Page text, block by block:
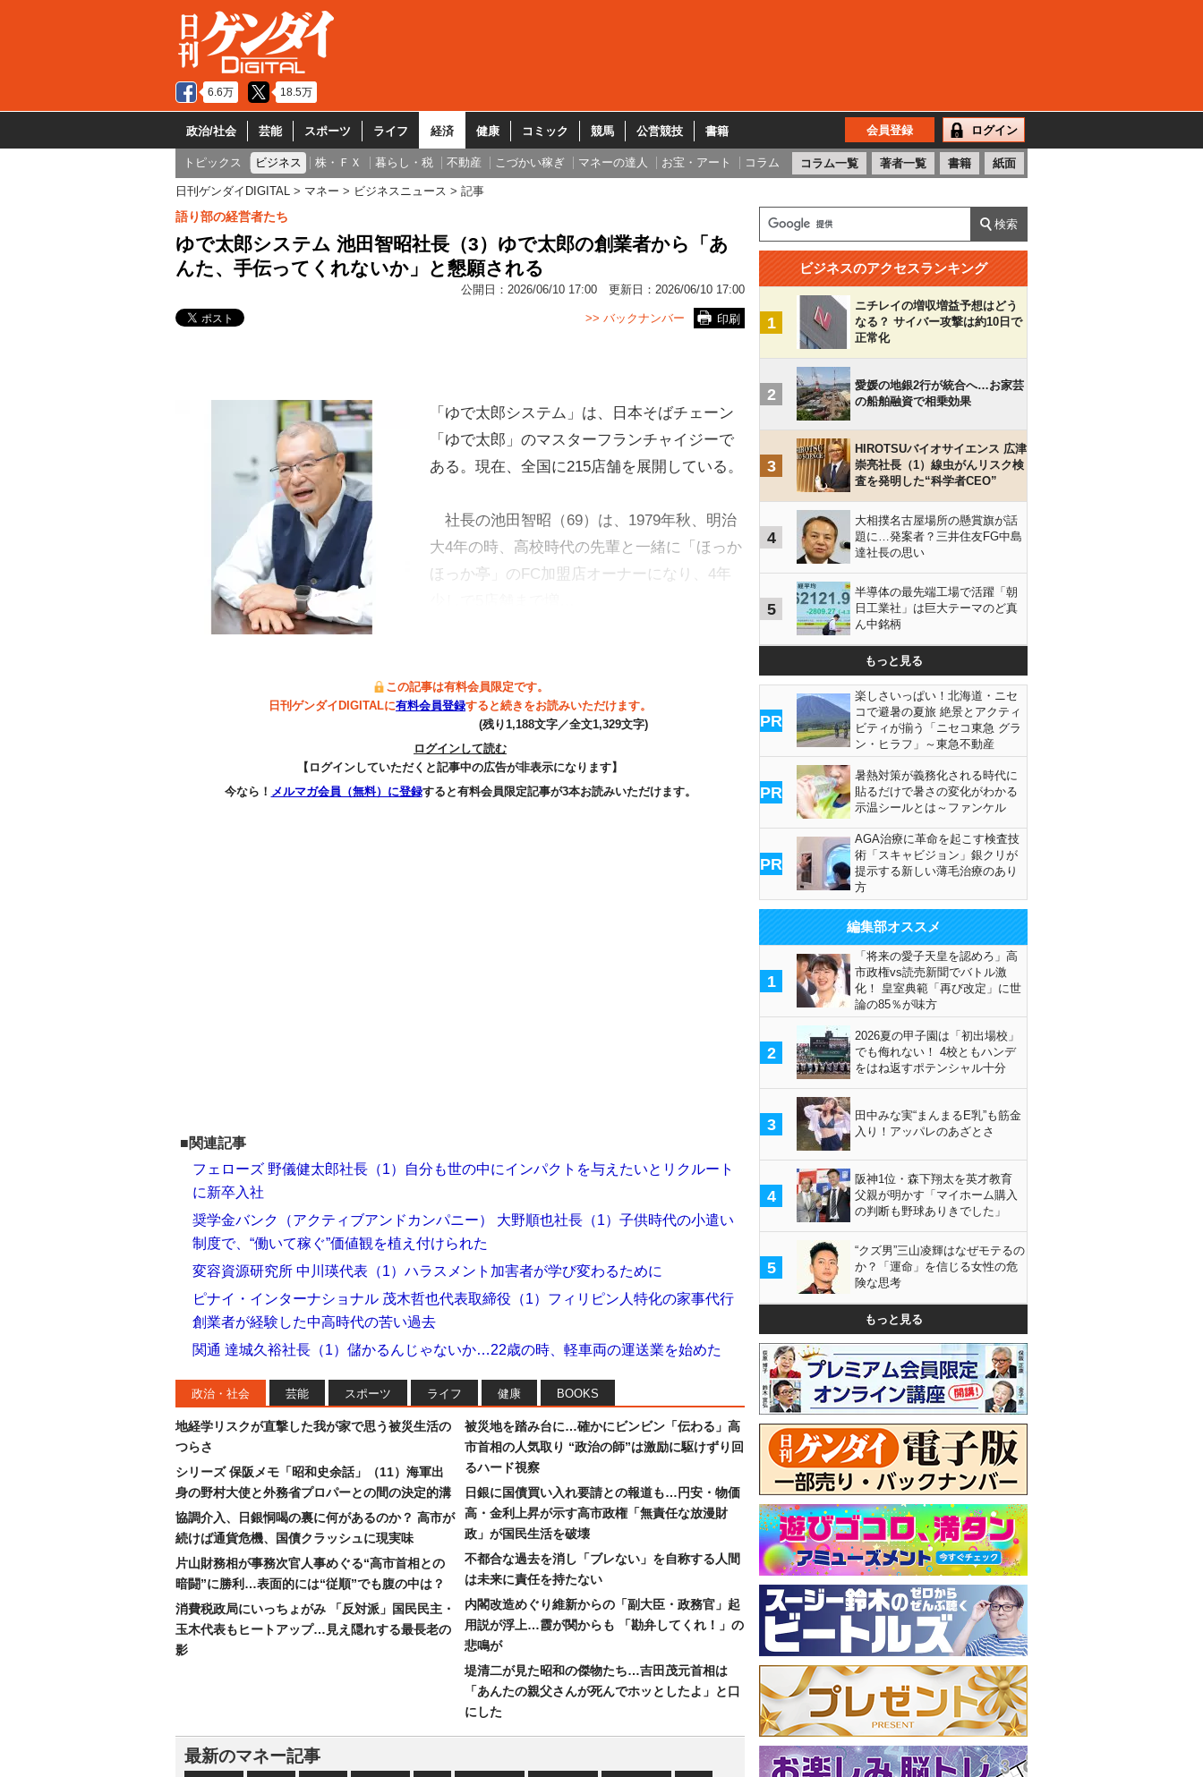
6.6万 18.5万
政治/社会 芸能 スポーツ ライフ 経済 健康 コミック 競馬 公営競技 書籍 会員登録 ログイン
トピックス ビジネス 株・ＦＸ 暮らし・税 不動産 こづかい稼ぎ マネーの達人 お宝・アート コラム コラム一覧 著者一覧 書籍 紙面
日刊ゲンダイDIGITAL マネー ビジネスニュース 記事
語り部の経営者たち
ゆで太郎システム 池田智昭社長（3）ゆで太郎の創業者から「あ
んた、手伝ってくれないか」と懇願される
公開日： 2026/06/10 17:00 更新日： 2026/06/10 17:00
印刷
>> バックナンバー
「ゆで太郎システム」は、日本そばチェーン
「ゆで太郎」のマスターフランチャイジーで
ある。現在、全国に215店舗を展開している。
社長の池田智昭（69）は、1979年秋、明治
大4年の時、高校時代の先輩と一緒に「ほっか
ほっか亭」のFC加盟店オーナーになり、4年
この記事は有料会員限定です。
日刊ゲンダイDIGITALに有料会員登録すると続きをお読みいただけます。
(残り1,188文字／全文1,329文字)
ログインして読む
【ログインしていただくと記事中の広告が非表示になります】
今なら！ メルマガ会員（無料）に登録すると有料会員限定記事が3本お読みいただけます。
■関連記事
フェローズ 野儀健太郎社長（1）自分も世の中にインパクトを与えたいとリクルート
に新卒入社
奨学金バンク（アクティブアンドカンパニー） 大野順也社長（1）子供時代の小遣い
制度で、“働いて稼ぐ”価値観を植え付けられた
変容資源研究所 中川瑛代表（1）ハラスメント加害者が学び変わるために
ピナイ・インターナショナル 茂木哲也代表取締役（1）フィリピン人特化の家事代行
創業者が経験した中高時代の苦い過去
関通 達城久裕社長（1）儲かるんじゃないか…22歳の時、軽車両の運送業を始めた
政治・社会 芸能 スポーツ ライフ 健康 BOOKS
地経学リスクが直撃した我が家で思う被災生活の
つらさ
シリーズ 保阪メモ「昭和史余話」（11）海軍出
身の野村大使と外務省プロパーとの間の決定的溝
協調介入、日銀恫喝の裏に何があるのか？ 高市が
続けば通貨危機、国債クラッシュに現実味
片山財務相が事務次官人事めぐる“高市首相との
暗闘”に勝利…表面的には“従順”でも腹の中は？
消費税政局にいっちょがみ 「反対派」国民民主・
玉木代表もヒートアップ…見え隠れする最長老の
影
被災地を踏み台に…確かにビンビン「伝わる」高
市首相の人気取り “政治の師”は激励に駆けずり回
るハード視察
日銀に国債買い入れ要請との報道も…円安・物価
高・金利上昇が示す高市政権「無責任な放漫財
政」が国民生活を破壊
不都合な過去を消し「ブレない」を自称する人間
は未来に責任を持たない
内閣改造めぐり維新からの「副大臣・政務官」起
用説が浮上…霞が関からも 「勘弁してくれ！」の
悲鳴が
堤清二が見た昭和の傑物たち…吉田茂元首相は
「あんたの親父さんが死んでホッとしたよ」と口
にした
最新のマネー記事
ビジネスのアクセスランキング
1
ニチレイの増収増益予想はどう
なる？ サイバー攻撃は約10日で
正常化
2
愛媛の地銀2行が統合へ…お家芸
の船舶融資で相乗効果
3
HIROTSUバイオサイエンス 広津
崇亮社長（1）線虫がんリスク検
査を発明した“科学者CEO”
4
大相撲名古屋場所の懸賞旗が話
題に…発案者？三井住友FG中島
達社長の思い
5
半導体の最先端工場で活躍「朝
日工業社」は巨大テーマのど真
ん中銘柄
もっと見る
PR
楽しさいっぱい！北海道・ニセ
コで避暑の夏旅 絶景とアクティ
ビティが揃う「ニセコ東急 グラ
ン・ヒラフ」～東急不動産
PR
暑熱対策が義務化される時代に
貼るだけで暑さの変化がわかる
示温シールとは～ファンケル
PR
AGA治療に革命を起こす検査技
術「スキャビジョン」銀クリが
提示する新しい薄毛治療のあり
方
編集部オススメ
1
「将来の愛子天皇を認めろ」高
市政権vs読売新聞でバトル激
化！ 皇室典範「再び改定」に世
論の85％が味方
2
2026夏の甲子園は「初出場校」
でも侮れない！ 4校ともハンデ
をはね返すポテンシャル十分
3
田中みな実“まんまるE乳”も筋金
入り！アッパレのあざとさ
4
阪神1位・森下翔太を英才教育
父親が明かす「マイホーム購入
の判断も野球ありきでした」
5
“クズ男”三山凌輝はなぜモテるの
か？「運命」を信じる女性の危
険な思考
もっと見る